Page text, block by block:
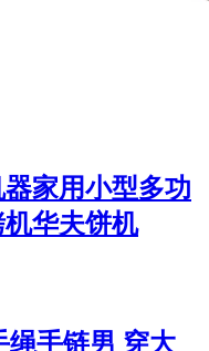
家用小型多功
华夫饼机
绳手链男 穿大